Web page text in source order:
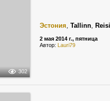
302
Эстония, Tallinn,
2 мая 2014 г., пятница
Автор: Lauri79